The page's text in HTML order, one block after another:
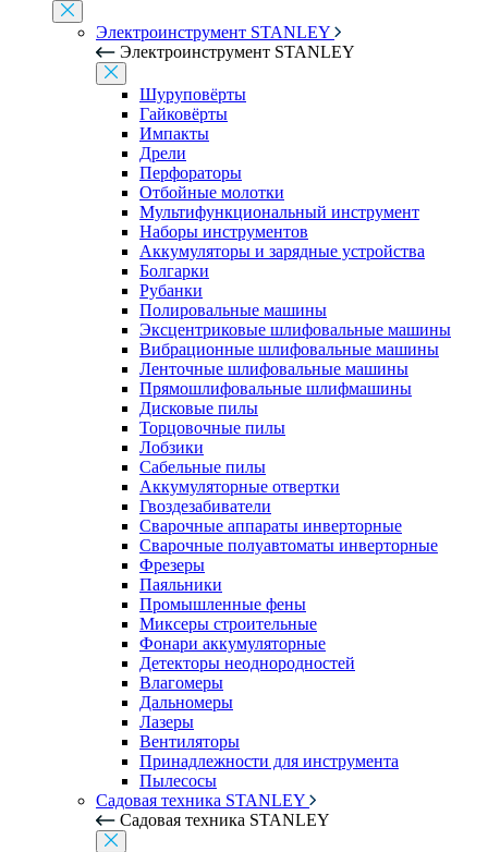
Электроинструмент STANLEY
Электроинструмент STANLEY
Шуруповёрты
Гайковёрты
Импакты
Дрели
Перфораторы
Отбойные молотки
Мультифункциональный инструмент
Наборы инструментов
Аккумуляторы и зарядные устройства
Болгарки
Рубанки
Полировальные машины
Эксцентриковые шлифовальные машины
Вибрационные шлифовальные машины
Ленточные шлифовальные машины
Прямошлифовальные шлифмашины
Дисковые пилы
Торцовочные пилы
Лобзики
Сабельные пилы
Аккумуляторные отвертки
Гвоздезабиватели
Сварочные аппараты инверторные
Сварочные полуавтоматы инверторные
Фрезеры
Паяльники
Промышленные фены
Миксеры строительные
Фонари аккумуляторные
Детекторы неоднородностей
Влагомеры
Дальномеры
Лазеры
Вентиляторы
Принадлежности для инструмента
Пылесосы
Садовая техника STANLEY
Садовая техника STANLEY